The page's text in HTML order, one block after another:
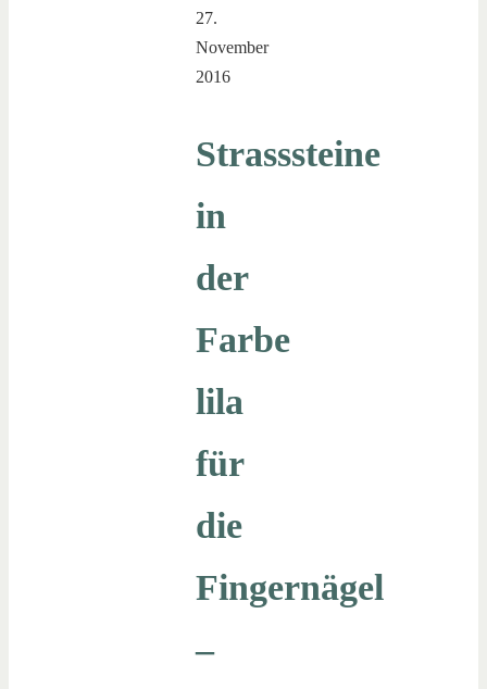
27.
November
2016
Strasssteine
in
der
Farbe
lila
für
die
Fingernägel
–